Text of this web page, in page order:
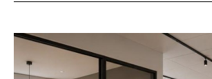
Lindholmspiren 11